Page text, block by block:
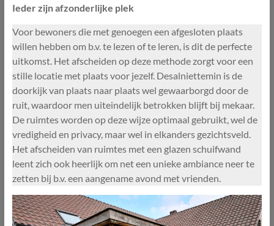
Ieder zijn afzonderlijke plek
Voor bewoners die met genoegen een afgesloten plaats
willen hebben om b.v. te lezen of te leren, is dit de perfecte
uitkomst. Het afscheiden op deze methode zorgt voor een
stille locatie met plaats voor jezelf. Desalniettemin is de
doorkijk van plaats naar plaats wel gewaarborgd door de
ruit, waardoor men uiteindelijk betrokken blijft bij mekaar.
De ruimtes worden op deze wijze optimaal gebruikt, wel de
vredigheid en privacy, maar wel in elkanders gezichtsveld.
Het afscheiden van ruimtes met een glazen schuifwand
leent zich ook heerlijk om net een unieke ambiance neer te
zetten bij b.v. een aangename avond met vrienden.